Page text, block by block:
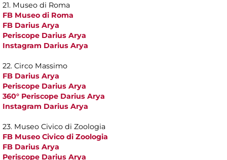
21. Museo di Roma
FB Museo di Roma
FB Darius Arya
Periscope Darius Arya
Instagram Darius Arya
22. Circo Massimo
FB Darius Arya
Periscope Darius Arya
360° Periscope Darius Arya
Instagram Darius Arya
23. Museo Civico di Zoologia
FB Museo Civico di Zoologia
FB Darius Arya
Periscope Darius Arya